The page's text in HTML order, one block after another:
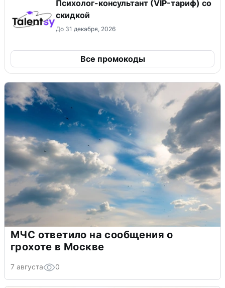
Психолог-консультант (VIP-тариф) со
скидкой
До 31 декабря, 2026
Все промокоды
МЧС ответило на сообщения о
грохоте в Москве
7 августа 0